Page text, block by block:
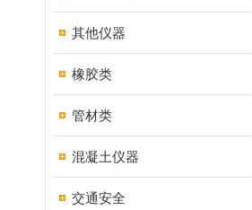
其他仪器
橡胶类
管材类
混凝土仪器
交通安全